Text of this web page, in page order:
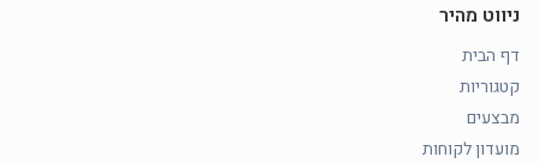
ניווט מהיר
דף הבית
קטגוריות
מבצעים
מועדון לקוחות